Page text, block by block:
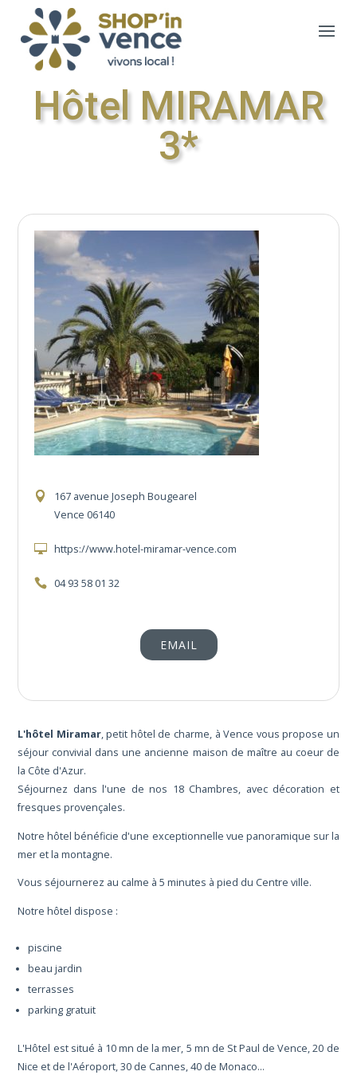
Hôtel MIRAMAR
3*
167 avenue Joseph Bougearel
Vence 06140
https://www.hotel-miramar-vence.com
04 93 58 01 32
EMAIL
L'hôtel Miramar, petit hôtel de charme, à Vence vous propose un
séjour convivial dans une ancienne maison de maître au coeur de
la Côte d'Azur.
Séjournez dans l'une de nos 18 Chambres, avec décoration et
fresques provençales.
Notre hôtel bénéficie d'une exceptionnelle vue panoramique sur la
mer et la montagne.
Vous séjournerez au calme à 5 minutes à pied du Centre ville.
Notre hôtel dispose :
piscine
beau jardin
terrasses
parking gratuit
L'Hôtel est situé à 10 mn de la mer, 5 mn de St Paul de Vence, 20 de
Nice et de l'Aéroport, 30 de Cannes, 40 de Monaco...